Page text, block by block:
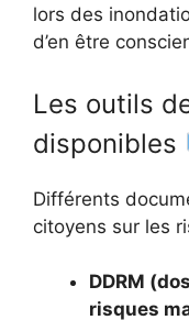
lors des
d’en être
Les outils
disponibles
Différents
citoyens sur les
DDRM
risques